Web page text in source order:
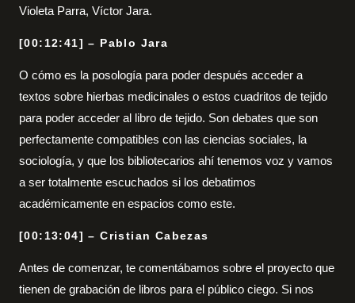
Violeta Parra, Víctor Jara.
[00:12:41] – Pablo Jara
O cómo es la posología para poder después acceder a
textos sobre hierbas medicinales o estos cuadritos de tejido
para poder acceder al libro de tejido. Son debates que son
perfectamente compatibles con las ciencias sociales, la
sociología, y que los bibliotecarios ahí tenemos voz y vamos
a ser totalmente escuchados si los debatimos
académicamente en espacios como este.
[00:13:04] – Cristian Cabezas
Antes de comenzar, te comentábamos sobre el proyecto que
tienen de grabación de libros para el público ciego. Si nos